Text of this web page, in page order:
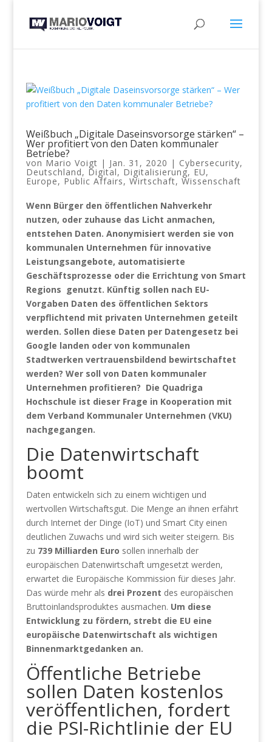
Weißbuch „Digitale Daseinsvorsorge stärken“ –
Wer profitiert von den Daten kommunaler
Betriebe?
von Mario Voigt | Jan. 31, 2020 | Cybersecurity,
Deutschland, Digital, Digitalisierung, EU,
Europe, Public Affairs, Wirtschaft, Wissenschaft
Wenn Bürger den öffentlichen Nahverkehr
nutzen, oder zuhause das Licht anmachen,
entstehen Daten. Anonymisiert werden sie von
kommunalen Unternehmen für innovative
Leistungsangebote, automatisierte
Geschäftsprozesse oder die Errichtung von Smart
Regions genutzt. Künftig sollen nach EU-
Vorgaben Daten des öffentlichen Sektors
verpflichtend mit privaten Unternehmen geteilt
werden. Sollen diese Daten per Datengesetz bei
Google landen oder von kommunalen
Stadtwerken vertrauensbildend bewirtschaftet
werden? Wer soll von Daten kommunaler
Unternehmen profitieren? Die Quadriga
Hochschule ist dieser Frage in Kooperation mit
dem Verband Kommunaler Unternehmen (VKU)
nachgegangen.
Die Datenwirtschaft
boomt
Daten entwickeln sich zu einem wichtigen und
wertvollen Wirtschaftsgut. Die Menge an ihnen erfährt
durch Internet der Dinge (IoT) und Smart City einen
deutlichen Zuwachs und wird sich weiter steigern. Bis
zu 739 Milliarden Euro sollen innerhalb der
europäischen Datenwirtschaft umgesetzt werden,
erwartet die Europäische Kommission für dieses Jahr.
Das würde mehr als drei Prozent des europäischen
Bruttoinlandsproduktes ausmachen. Um diese
Entwicklung zu fördern, strebt die EU eine
europäische Datenwirtschaft als wichtigen
Binnenmarktgedanken an.
Öffentliche Betriebe
sollen Daten kostenlos
veröffentlichen, fordert
die PSI-Richtlinie der EU